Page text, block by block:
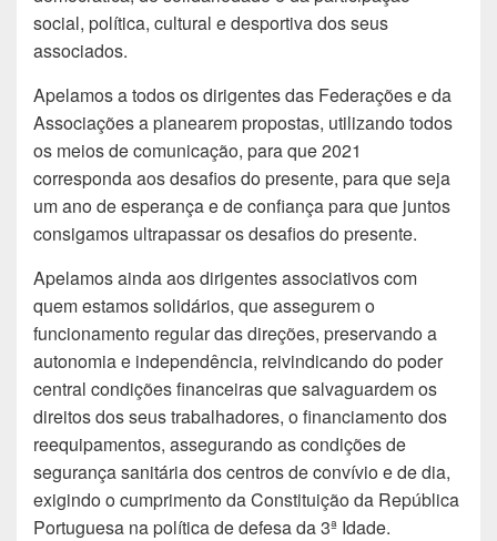
social, política, cultural e desportiva dos seus
associados.
Apelamos a todos os dirigentes das Federações e da
Associações a planearem propostas, utilizando todos
os meios de comunicação, para que 2021
corresponda aos desafios do presente, para que seja
um ano de esperança e de confiança para que juntos
consigamos ultrapassar os desafios do presente.
Apelamos ainda aos dirigentes associativos com
quem estamos solidários, que assegurem o
funcionamento regular das direções, preservando a
autonomia e independência, reivindicando do poder
central condições financeiras que salvaguardem os
direitos dos seus trabalhadores, o financiamento dos
reequipamentos, assegurando as condições de
segurança sanitária dos centros de convívio e de dia,
exigindo o cumprimento da Constituição da República
Portuguesa na política de defesa da 3ª Idade.